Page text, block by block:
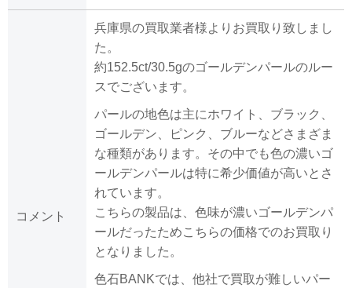
コメント
兵庫県の買取業者様よりお買取り致しまし
た。
約152.5ct/30.5gのゴールデンパールのルー
スでございます。
パールの地色は主にホワイト、ブラック、
ゴールデン、ピンク、ブルーなどさまざま
な種類があります。その中でも色の濃いゴ
ールデンパールは特に希少価値が高いとさ
れています。
こちらの製品は、色味が濃いゴールデンパ
ールだったためこちらの価格でのお買取り
となりました。
色石BANKでは、他社で買取が難しいパー